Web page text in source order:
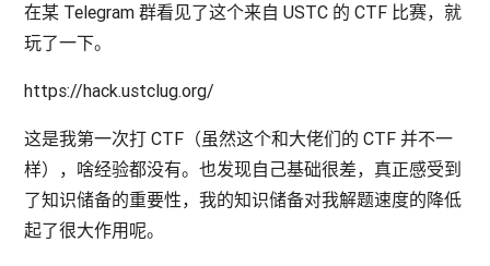
在某 Telegram 群看见了这个来自 USTC 的 CTF 比赛，就
玩了一下。
https://hack.ustclug.org/
这是我第一次打 CTF（虽然这个和大佬们的 CTF 并不一
样），啥经验都没有。也发现自己基础很差，真正感受到
了知识储备的重要性，我的知识储备对我解题速度的降低
起了很大作用呢。